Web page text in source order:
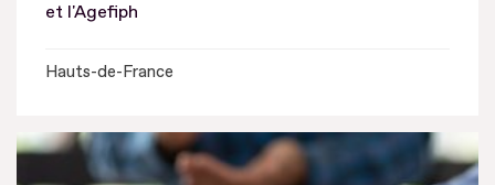
et l'Agefiph
Hauts-de-France